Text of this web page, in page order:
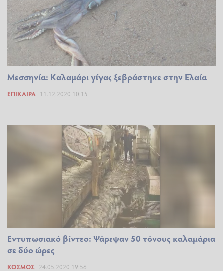
Μεσσηνία: Καλαμάρι γίγας ξεβράστηκε στην Ελαία
ΕΠΊΚΑΙΡΑ 11.12.2020 10:15
Εντυπωσιακό βίντεο: Ψάρεψαν 50 τόνους καλαμάρια
σε δύο ώρες
ΚΌΣΜΟΣ 24.05.2020 19:56